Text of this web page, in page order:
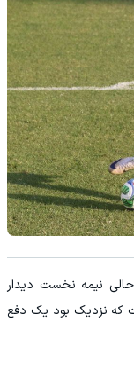
نیمه نخست دیدار
که نزدیک بود یک دفع